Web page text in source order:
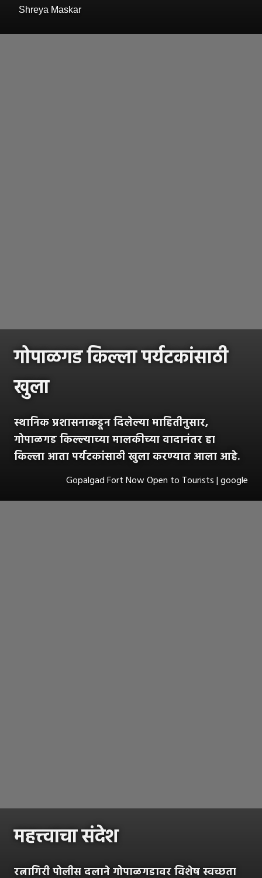
Shreya Maskar
गोपाळगड किल्ला पर्यटकांसाठी
खुला
स्थानिक प्रशासनाकडून दिलेल्या माहितीनुसार,
गोपाळगड किल्ल्याच्या मालकीच्या वादानंतर हा
किल्ला आता पर्यटकांसाठी खुला करण्यात आला आहे.
Gopalgad Fort Now Open to Tourists | google
महत्त्वाचा संदेश
रत्नागिरी पोलीस दलाने गोपाळगडावर विशेष स्वच्छता